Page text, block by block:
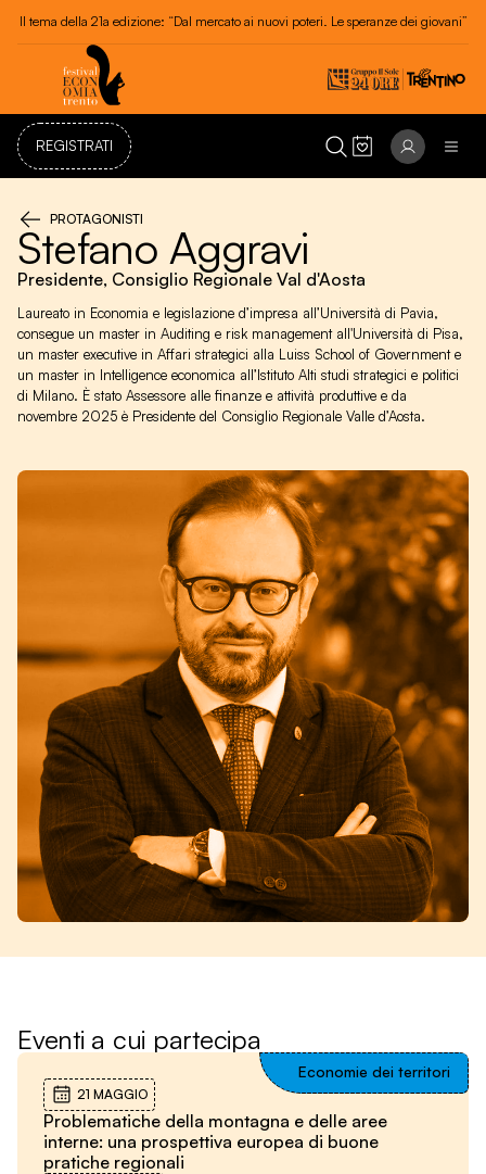
Il tema della 21a edizione: “Dal mercato ai nuovi poteri. Le speranze dei giovani”
REGISTRATI
PROTAGONISTI
Stefano Aggravi
Presidente, Consiglio Regionale Val d'Aosta
Laureato in Economia e legislazione d’impresa all’Università di Pavia,
consegue un master in Auditing e risk management all'Università di Pisa,
un master executive in Affari strategici alla Luiss School of Government e
un master in Intelligence economica all’Istituto Alti studi strategici e politici
di Milano. È stato Assessore alle finanze e attività produttive e da
novembre 2025 è Presidente del Consiglio Regionale Valle d’Aosta.
Eventi a cui partecipa
21 MAGGIO
Problematiche della montagna e delle aree
interne: una prospettiva europea di buone
pratiche regionali
Economie dei territori